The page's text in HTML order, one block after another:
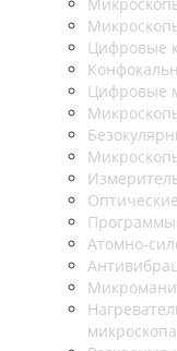
Цифровые
Цифровые
Атомно-